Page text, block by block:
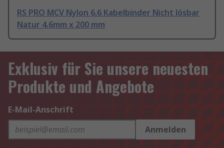
RS PRO MCV Nylon 6.6 Kabelbinder Nicht lösbar
Natur 4.6mm x 200 mm
Exklusiv für Sie unsere neuesten
Produkte und Angebote
E-Mail-Anschrift
Anmelden